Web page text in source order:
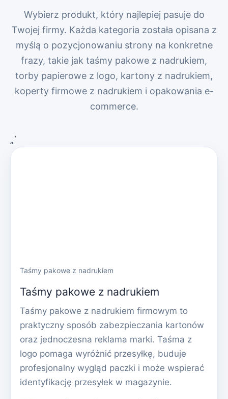
Wybierz produkt, który najlepiej pasuje do
Twojej firmy. Każda kategoria została opisana z
myślą o pozycjonowaniu strony na konkretne
frazy, takie jak taśmy pakowe z nadrukiem,
torby papierowe z logo, kartony z nadrukiem,
koperty firmowe z nadrukiem i opakowania e-
commerce.
„`
Taśmy pakowe z nadrukiem
Taśmy pakowe z nadrukiem
Taśmy pakowe z nadrukiem firmowym to
praktyczny sposób zabezpieczania kartonów
oraz jednoczesna reklama marki. Taśma z
logo pomaga wyróżnić przesyłkę, buduje
profesjonalny wygląd paczki i może wspierać
identyfikację przesyłek w magazynie.